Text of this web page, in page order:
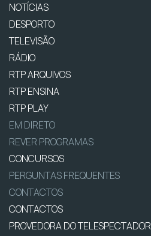
NOTÍCIAS
DESPORTO
TELEVISÃO
RÁDIO
RTP ARQUIVOS
RTP ENSINA
RTP PLAY
EM DIRETO
REVER PROGRAMAS
CONCURSOS
PERGUNTAS FREQUENTES
CONTACTOS
CONTACTOS
PROVEDORA DO TELESPECTADOR